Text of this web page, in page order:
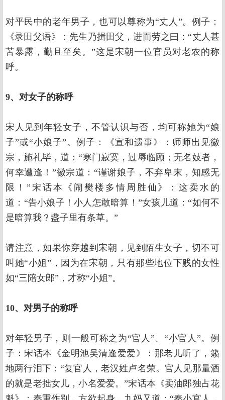
对平民中的老年男子，也可以尊称为“丈人”。例子：
《录田父语》：先生乃揖田父，进而劳之曰：“丈人甚
苦暴露，勤且至矣。”这是宋朝一位官员对老农的称
呼。
9、对女子的称呼
宋人见到年轻女子，不管认识与否，均可称她为“娘
子”或“小娘子”。例子：《宣和遗事》：师师出见徽
宗，施礼毕，道：“寒门寂寞，过辱临顾；无名妓者，
何幸遭逢！”徽宗道：“谨谢娘子，不弃卑末，知感无
限！”宋话本《闹樊楼多情周胜仙》：这卖水的
道：“告小娘子！小人怎敢暗算！”女孩儿道：“如何不
是暗算我？盏子里有条草。”
请注意，如果你穿越到宋朝，见到陌生女子，切不可
叫她“小姐”，因为在宋朝，只有那些地位下贱的女性
如“三陪女郎”，才称“小姐”。
10、对男子的称呼
对年轻男子，则一般可称之为“官人”、“小官人”。例
子：宋话本《金明池吴清逢爱爱》：那老儿听了，籁
地两行泪下：“复官人，老汉姓卢名荣。官人见那量酒
的就是老拙女儿，小名爱爱。”宋话本《卖油郎独占花